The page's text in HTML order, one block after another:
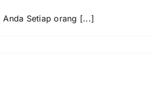
Anda Setiap orang [...]